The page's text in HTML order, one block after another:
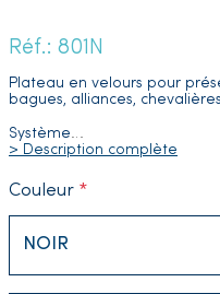
Réf.: 801N
Plateau en velours pour
bagues, alliances,
Système…
> Description complète
Couleur